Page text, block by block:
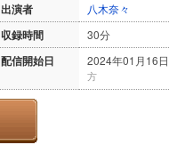
出演者 八木奈々
収録時間 30分
配信開始日 2024年01月16日
方